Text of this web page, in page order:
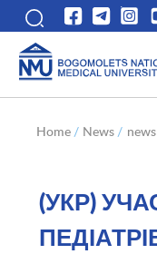
Home / News / news
(УКР)